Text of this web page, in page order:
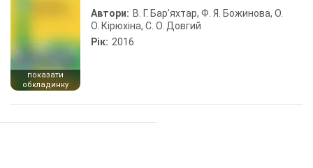
показати
обкладинку
Автори: В. Г. Бар’яхтар, Ф. Я. Божинова, О.
О. Кірюхіна, С. О. Довгий
Рік: 2016